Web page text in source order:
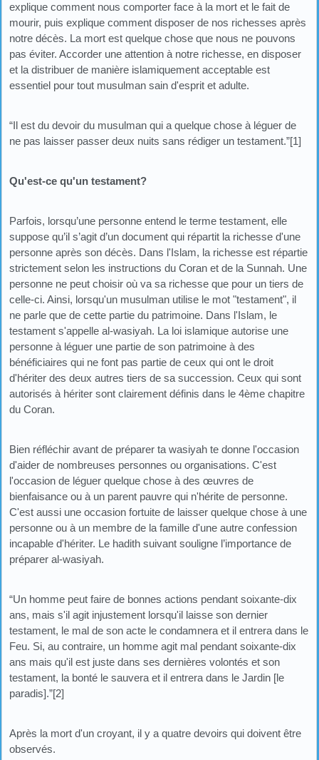
explique comment nous comporter face à la mort et le fait de
mourir, puis explique comment disposer de nos richesses après
notre décès. La mort est quelque chose que nous ne pouvons
pas éviter. Accorder une attention à notre richesse, en disposer
et la distribuer de manière islamiquement acceptable est
essentiel pour tout musulman sain d'esprit et adulte.
“Il est du devoir du musulman qui a quelque chose à léguer de
ne pas laisser passer deux nuits sans rédiger un testament.”[1]
Qu'est-ce qu'un testament?
Parfois, lorsqu’une personne entend le terme testament, elle
suppose qu’il s’agit d’un document qui répartit la richesse d'une
personne après son décès. Dans l'Islam, la richesse est répartie
strictement selon les instructions du Coran et de la Sunnah. Une
personne ne peut choisir où va sa richesse que pour un tiers de
celle-ci. Ainsi, lorsqu'un musulman utilise le mot "testament", il
ne parle que de cette partie du patrimoine. Dans l'Islam, le
testament s'appelle al-wasiyah. La loi islamique autorise une
personne à léguer une partie de son patrimoine à des
bénéficiaires qui ne font pas partie de ceux qui ont le droit
d'hériter des deux autres tiers de sa succession. Ceux qui sont
autorisés à hériter sont clairement définis dans le 4ème chapitre
du Coran.
Bien réfléchir avant de préparer ta wasiyah te donne l'occasion
d'aider de nombreuses personnes ou organisations. C'est
l'occasion de léguer quelque chose à des œuvres de
bienfaisance ou à un parent pauvre qui n'hérite de personne.
C'est aussi une occasion fortuite de laisser quelque chose à une
personne ou à un membre de la famille d'une autre confession
incapable d'hériter. Le hadith suivant souligne l’importance de
préparer al-wasiyah.
“Un homme peut faire de bonnes actions pendant soixante-dix
ans, mais s'il agit injustement lorsqu'il laisse son dernier
testament, le mal de son acte le condamnera et il entrera dans le
Feu. Si, au contraire, un homme agit mal pendant soixante-dix
ans mais qu'il est juste dans ses dernières volontés et son
testament, la bonté le sauvera et il entrera dans le Jardin [le
paradis].”[2]
Après la mort d'un croyant, il y a quatre devoirs qui doivent être
observés.